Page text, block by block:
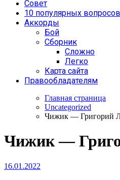
Совет
10 популярных вопросов
Аккорды
Бой
Сборник
Сложно
Легко
Карта сайта
Правообладателям
Главная страница
Uncategorized
Чижик — Григорий
Чижик —
16.01.2022